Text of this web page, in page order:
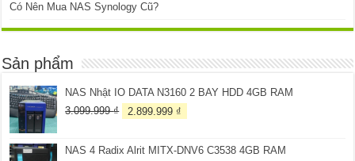
Có Nên Mua NAS Synology Cũ?
Sản phẩm
NAS Nhật IO DATA N3160 2 BAY HDD 4GB RAM
3.099.999₫
Giá
3.099.999 ₫.
2.899.999 ₫
là:
NAS 4 Radix Alrit MITX-DNV6 C3538 4GB RAM